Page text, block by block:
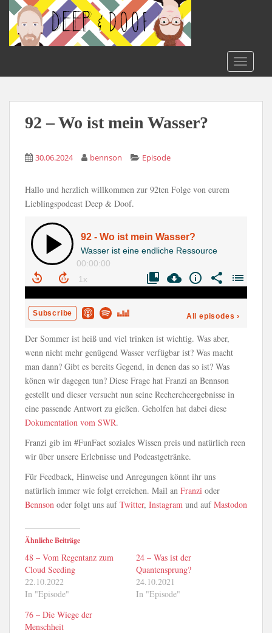
o
92 – Wo ist mein Wasser?
30.06.2024 bennson Episode
Hallo und herzlich willkommen zur 92ten Folge von eurem
Lieblingspodcast Deep & Doof.
Der Sommer ist heiß und viel trinken ist wichtig. Was aber,
wenn nicht mehr genügend Wasser verfügbar ist? Was macht
man dann? Gibt es bereits Gegend, in denen das so ist? Was
könen wir dagegen tun? Diese Frage hat Franzi an Bennson
gestellt und dieser versucht nun seine Rechercheergebnisse in
eine passende Antwort zu gießen. Geholfen hat dabei diese
Dokumentation vom SWR.
Franzi gib im #FunFact soziales Wissen preis und natürlich reen
wir über unsere Erlebnisse und Podcastgetränke.
Für Feedback, Hinweise und Anregungen könnt ihr uns
natürlich immer wie folgt erreichen. Mail an Franzi oder
Bennson oder folgt uns aufTwitter, Instagram und aufMastodon
Ähnliche Beiträge
48 – Vom Regentanz zum
Cloud Seeding
22.10.2022
In "Episode"
24 – Was ist der
Quantensprung?
24.10.2021
In "Episode"
76 – Die Wiege der
Menschheit